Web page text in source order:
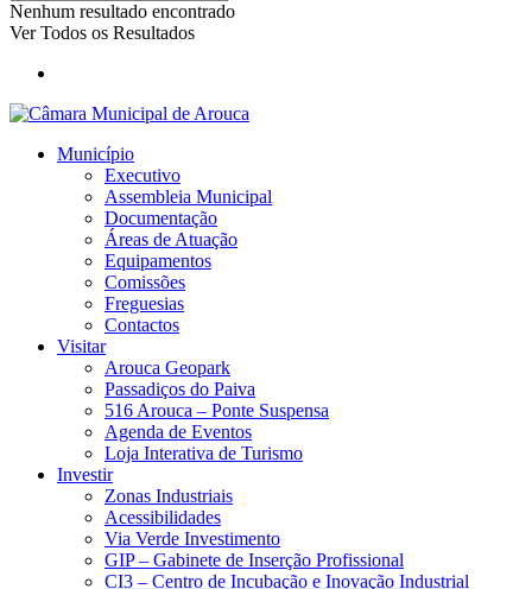
Nenhum resultado encontrado
Ver Todos os Resultados
Município
Executivo
Assembleia Municipal
Documentação
Áreas de Atuação
Equipamentos
Comissões
Freguesias
Contactos
Visitar
Arouca Geopark
Passadiços do Paiva
516 Arouca – Ponte Suspensa
Agenda de Eventos
Loja Interativa de Turismo
Investir
Zonas Industriais
Acessibilidades
Via Verde Investimento
GIP – Gabinete de Inserção Profissional
CI3 – Centro de Incubação e Inovação Industrial